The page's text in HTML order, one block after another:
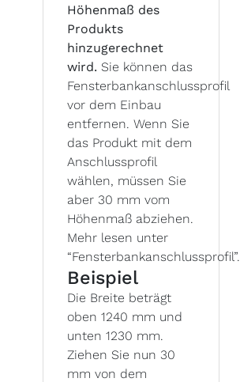
Höhenmaß des
Produkts
hinzugerechnet
wird. Sie können das
Fensterbankanschlussprofil
vor dem Einbau
entfernen. Wenn Sie
das Produkt mit dem
Anschlussprofil
wählen, müssen Sie
aber 30 mm vom
Höhenmaß abziehen.
Mehr lesen unter
“Fensterbankanschlussprofil”.
Beispiel
Die Breite beträgt
oben 1240 mm und
unten 1230 mm.
Ziehen Sie nun 30
mm von dem